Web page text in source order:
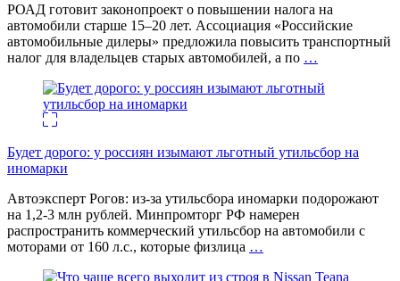
РОАД готовит законопроект о повышении налога на
автомобили старше 15–20 лет. Ассоциация «Российские
автомобильные дилеры» предложила повысить транспортный
налог для владельцев старых автомобилей, а по …
Будет дорого: у россиян изымают льготный утильсбор на
иномарки
Автоэксперт Рогов: из-за утильсбора иномарки подорожают
на 1,2-3 млн рублей. Минпромторг РФ намерен
распространить коммерческий утильсбор на автомобили с
моторами от 160 л.с., которые физлица …